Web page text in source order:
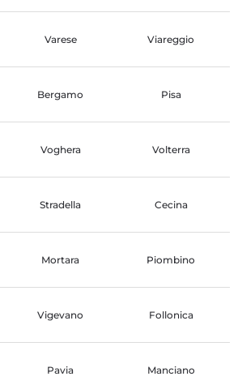
Varese Viareggio
Bergamo Pisa
Voghera Volterra
Stradella Cecina
Mortara Piombino
Vigevano Follonica
Pavia Manciano